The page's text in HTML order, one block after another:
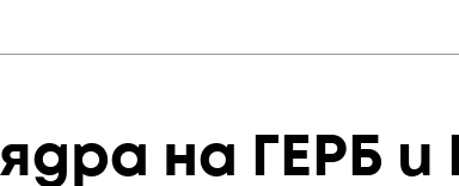
на ГЕРБ и